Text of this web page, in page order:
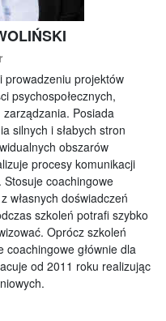
prowadzeniu projektów
psychospołecznych,
Posiada
silnych i słabych stron
obszarów
procesy komunikacji
coachingowe
własnych doświadczeń
szkoleń potrafi szybko
Oprócz szkoleń
głównie dla
od 2011 roku realizując